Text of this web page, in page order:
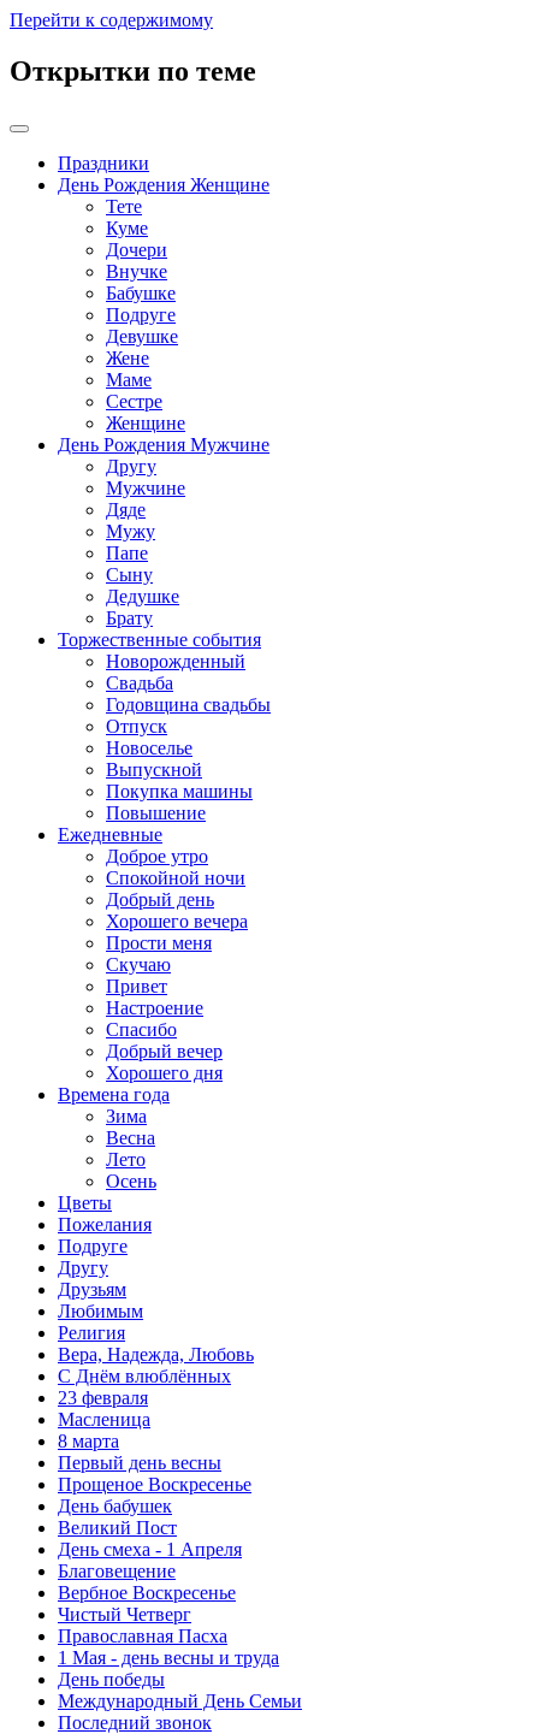
Перейти к содержимому
Открытки по теме
Праздники
День Рождения Женщине
Тете
Куме
Дочери
Внучке
Бабушке
Подруге
Девушке
Жене
Маме
Сестре
Женщине
День Рождения Мужчине
Другу
Мужчине
Дяде
Мужу
Папе
Сыну
Дедушке
Брату
Торжественные события
Новорожденный
Свадьба
Годовщина свадьбы
Отпуск
Новоселье
Выпускной
Покупка машины
Повышение
Ежедневные
Доброе утро
Спокойной ночи
Добрый день
Хорошего вечера
Прости меня
Скучаю
Привет
Настроение
Спасибо
Добрый вечер
Хорошего дня
Времена года
Зима
Весна
Лето
Осень
Цветы
Пожелания
Подруге
Другу
Друзьям
Любимым
Религия
Вера, Надежда, Любовь
С Днём влюблённых
23 февраля
Масленица
8 марта
Первый день весны
Прощеное Воскресенье
День бабушек
Великий Пост
День смеха - 1 Апреля
Благовещение
Вербное Воскресенье
Чистый Четверг
Православная Пасха
1 Мая - день весны и труда
День победы
Международный День Семьи
Последний звонок